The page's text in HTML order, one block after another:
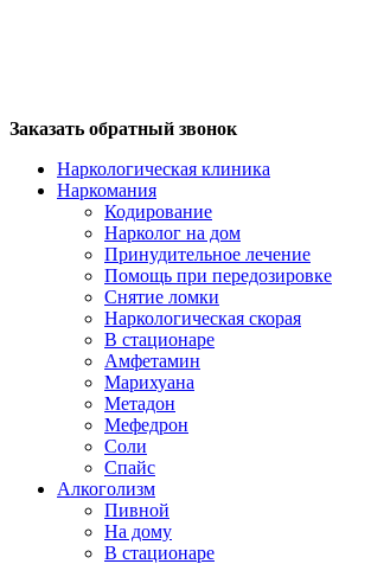
Заказать обратный звонок
Наркологическая клиника
Наркомания
Кодирование
Нарколог на дом
Принудительное лечение
Помощь при передозировке
Снятие ломки
Наркологическая скорая
В стационаре
Амфетамин
Марихуана
Метадон
Мефедрон
Соли
Спайс
Алкоголизм
Пивной
На дому
В стационаре